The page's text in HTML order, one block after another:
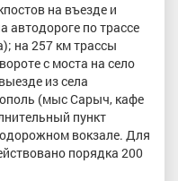
на въезде и
автодороге по трассе
на 257 км трассы
с моста на село
из села
(мыс Сарыч, кафе
пункт
вокзале. Для
порядка 200